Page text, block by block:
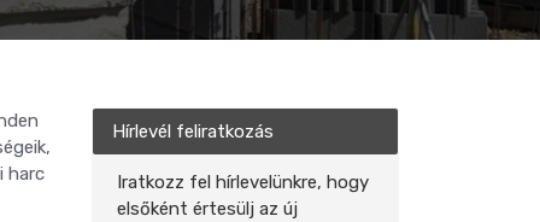
harc
Hírlevél feliratkozás
Iratkozz fel hírlevelünkre, hogy
elsőként értesülj az új